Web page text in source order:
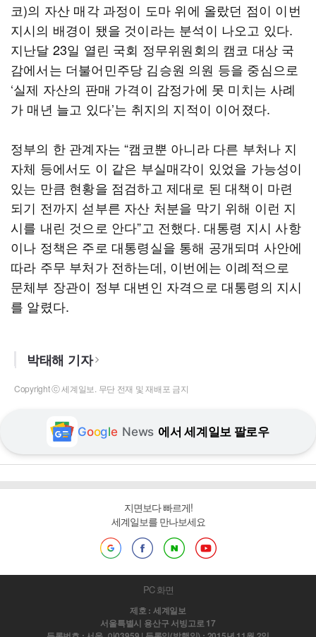
코)의 자산 매각 과정이 도마 위에 올랐던 점이 이번
지시의 배경이 됐을 것이라는 분석이 나오고 있다.
지난달 23일 열린 국회 정무위원회의 캠코 대상 국
감에서는 더불어민주당 김승원 의원 등을 중심으로
‘실제 자산의 판매 가격이 감정가에 못 미치는 사례
가 매년 늘고 있다’는 취지의 지적이 이어졌다.
정부의 한 관계자는 “캠코뿐 아니라 다른 부처나 지
자체 등에서도 이 같은 부실매각이 있었을 가능성이
있는 만큼 현황을 점검하고 제대로 된 대책이 마련
되기 전까지 섣부른 자산 처분을 막기 위해 이런 지
시를 내린 것으로 안다”고 전했다. 대통령 지시 사항
이나 정책은 주로 대통령실을 통해 공개되며 사안에
따라 주무 부처가 전하는데, 이번에는 이례적으로
문체부 장관이 정부 대변인 자격으로 대통령의 지시
를 알렸다.
박태해 기자
Copyright ⓒ 세계일보. 무단 전재 및 재배포 금지
Google News 에서 세계일보 팔로우
지면보다 빠르게!
세계일보를 만나보세요
PC 화면
제호 : 세계일보
서울특별시 용산구 서빙고로 17